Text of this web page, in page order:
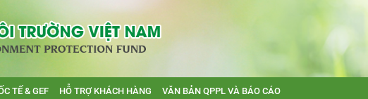
TẾ & GEF HỖ TRỢ KHÁCH HÀNG VĂN BẢN QPPL VÀ BÁO CÁO